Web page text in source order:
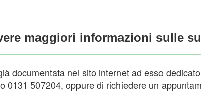
maggiori informazioni sulle
documentata nel sito internet ad esso
507204, oppure di richiedere un